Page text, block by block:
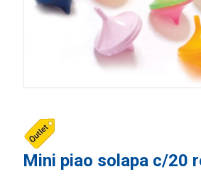
Mini piao solapa c/20